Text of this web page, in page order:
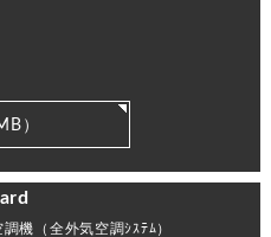
）
機（全外気空調ｼｽﾃﾑ）